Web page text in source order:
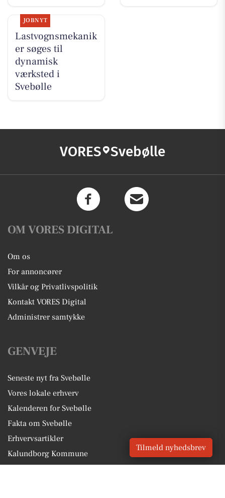
JOBNYT
Lastvognsmekanik
er søges til
dynamisk
værksted i
Svebølle
VORES Svebølle
OM VORES DIGITAL
Om os
For annoncører
Vilkår og Privatlivspolitik
Kontakt VORES Digital
Administrer samtykke
GENVEJE
Seneste nyt fra Svebølle
Vores lokale erhverv
Kalenderen for Svebølle
Fakta om Svebølle
Erhvervsartikler
Kalundborg Kommune
Tilmeld nyhedsbrev